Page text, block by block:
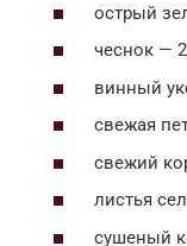
острый
чеснок —
винный
свежая
свежий
листья
сушеный